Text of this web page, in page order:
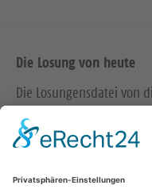
Die Losung von heute
Die Losungensdatei von
werden. Wie das
hiernachlesen.